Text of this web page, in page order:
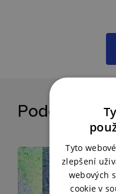
Podobné
Tyto
zlepšení
webových
cookie v